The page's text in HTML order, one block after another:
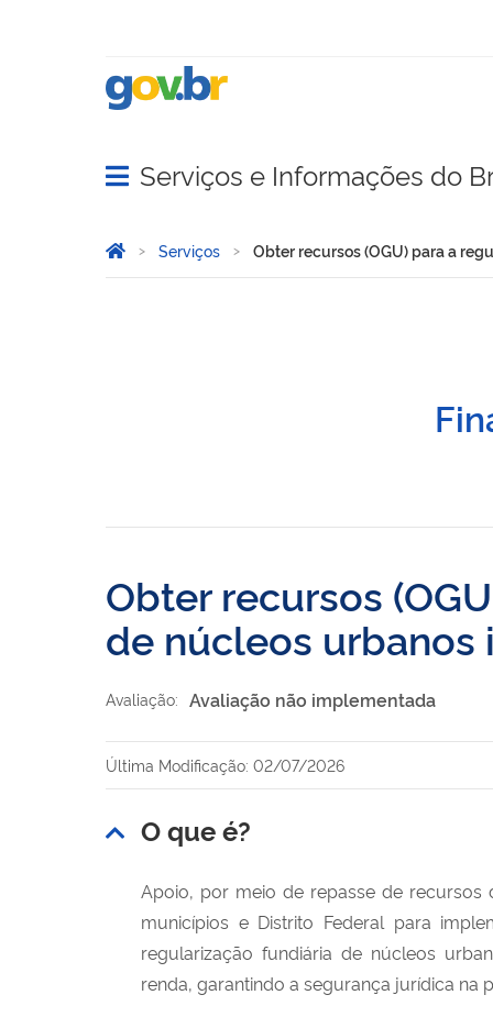
Abrir menu principal de navegação
Serviços e Informações do
Você está aqui:
Página Inicial
Serviços Obter recursos (OGU) para a
Obter recursos
de núcleos urbanos
Avaliação: Avaliação não implementada
Última Modificação: 02/07/2026
O que é?
Apoio, por meio de repasse de recursos
municípios e Distrito Federal para
regularização fundiária de núcleos
renda, garantindo a segurança jurídica